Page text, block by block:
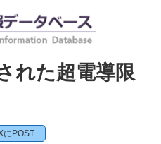
れた超電導限
にPOST